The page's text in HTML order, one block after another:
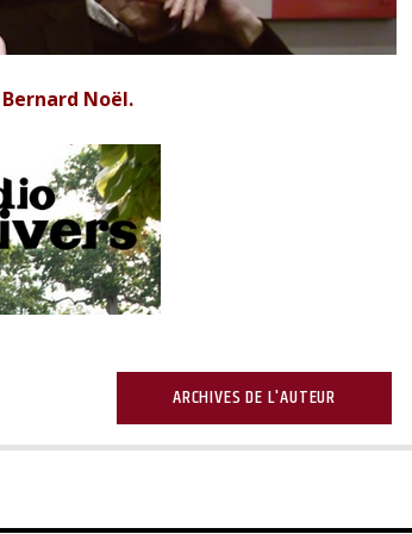
Bernard Noël.
ARCHIVES DE L'AUTEUR